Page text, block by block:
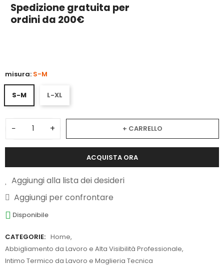
Spedizione gratuita per
ordini da 200€
misura: S-M
S-M L-XL
− + + CARRELLO
ACQUISTA ORA
Aggiungi alla lista dei desideri
Aggiungi per confrontare
Disponibile
CATEGORIE: Home,
Abbigliamento da Lavoro e Alta Visibilità Professionale,
Intimo Termico da Lavoro e Maglieria Tecnica